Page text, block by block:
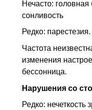
Нечасто:
сонливость
Редко: парестезия.
Частота
изменения
бессонница.
Нарушения со
Редко: нечеткость